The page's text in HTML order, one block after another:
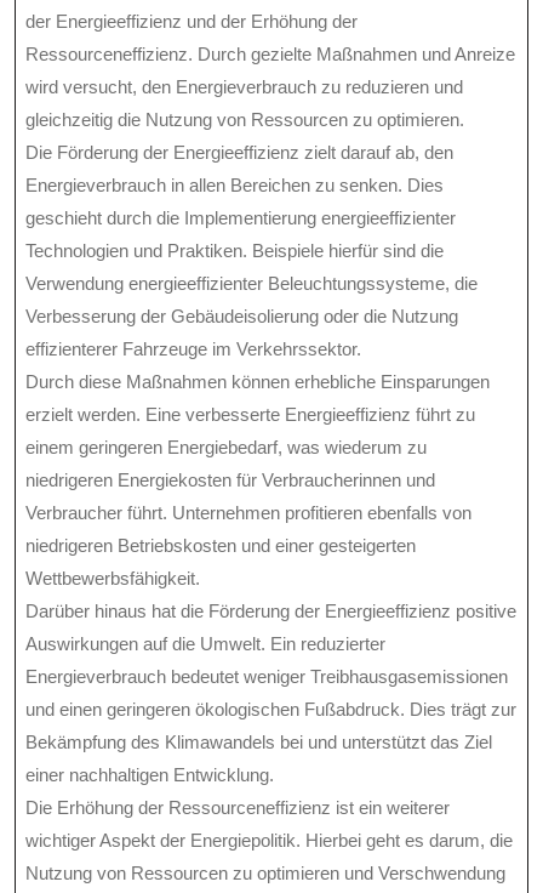
der Energieeffizienz und der Erhöhung der
Ressourceneffizienz. Durch gezielte Maßnahmen und Anreize
wird versucht, den Energieverbrauch zu reduzieren und
gleichzeitig die Nutzung von Ressourcen zu optimieren.
Die Förderung der Energieeffizienz zielt darauf ab, den
Energieverbrauch in allen Bereichen zu senken. Dies
geschieht durch die Implementierung energieeffizienter
Technologien und Praktiken. Beispiele hierfür sind die
Verwendung energieeffizienter Beleuchtungssysteme, die
Verbesserung der Gebäudeisolierung oder die Nutzung
effizienterer Fahrzeuge im Verkehrssektor.
Durch diese Maßnahmen können erhebliche Einsparungen
erzielt werden. Eine verbesserte Energieeffizienz führt zu
einem geringeren Energiebedarf, was wiederum zu
niedrigeren Energiekosten für Verbraucherinnen und
Verbraucher führt. Unternehmen profitieren ebenfalls von
niedrigeren Betriebskosten und einer gesteigerten
Wettbewerbsfähigkeit.
Darüber hinaus hat die Förderung der Energieeffizienz positive
Auswirkungen auf die Umwelt. Ein reduzierter
Energieverbrauch bedeutet weniger Treibhausgasemissionen
und einen geringeren ökologischen Fußabdruck. Dies trägt zur
Bekämpfung des Klimawandels bei und unterstützt das Ziel
einer nachhaltigen Entwicklung.
Die Erhöhung der Ressourceneffizienz ist ein weiterer
wichtiger Aspekt der Energiepolitik. Hierbei geht es darum, die
Nutzung von Ressourcen zu optimieren und Verschwendung